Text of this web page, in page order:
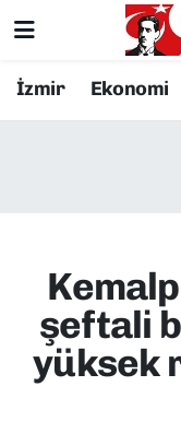
İzmir Ekonomi
şeftali
yüksek
Resmi İlanlar
EKONOMİ
KÜLTÜR
Konak
Süper Lig
Tüm
Son Dakika